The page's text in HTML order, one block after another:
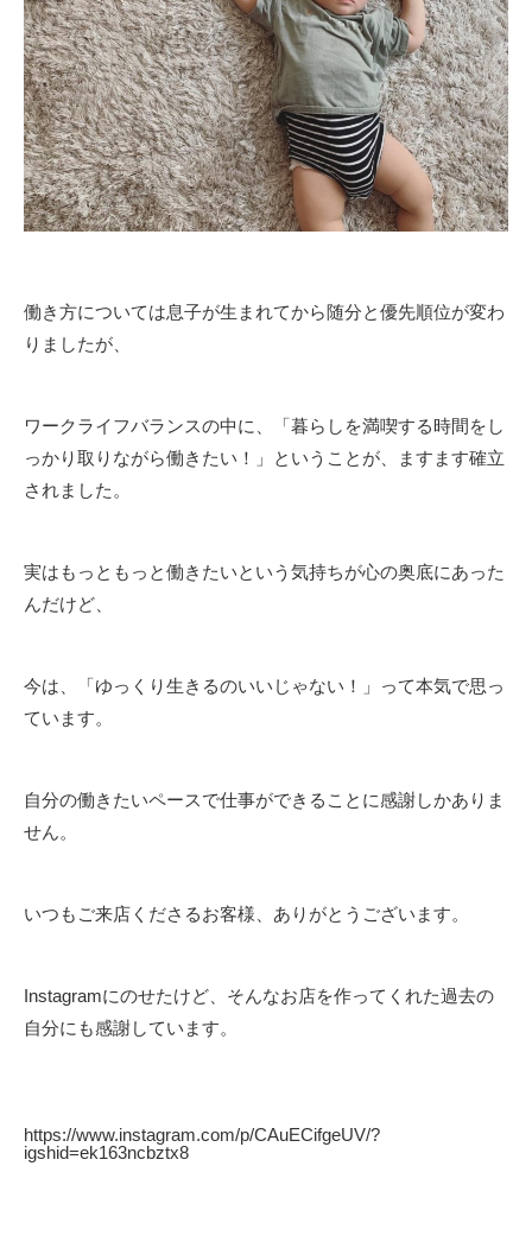
働き方については息子が生まれてから随分と優先順位が変わ
りましたが、
ワークライフバランスの中に、「暮らしを満喫する時間をし
っかり取りながら働きたい！」ということが、ますます確立
されました。
実はもっともっと働きたいという気持ちが心の奥底にあった
んだけど、
今は、「ゆっくり生きるのいいじゃない！」って本気で思っ
ています。
自分の働きたいペースで仕事ができることに感謝しかありま
せん。
いつもご来店くださるお客様、ありがとうございます。
Instagramにのせたけど、そんなお店を作ってくれた過去の
自分にも感謝しています。
https://www.instagram.com/p/CAuECifgeUV/?
igshid=ek163ncbztx8